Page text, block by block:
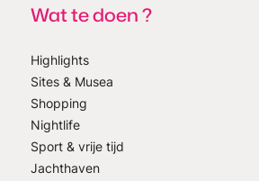
Wat te doen ?
Highlights
Sites & Musea
Shopping
Nightlife
Sport & vrije tijd
Jachthaven